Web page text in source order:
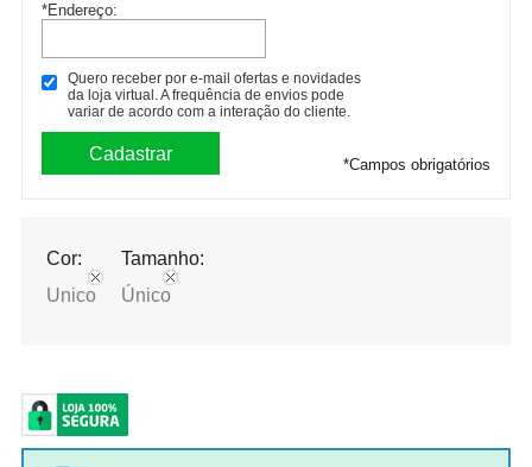
*Endereço:
Quero receber por e-mail ofertas e novidades
da loja virtual. A frequência de envios pode
variar de acordo com a interação do cliente.
*Campos obrigatórios
Cor:
Unico
Tamanho:
Único